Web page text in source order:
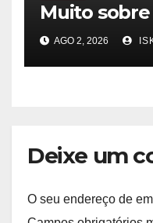
Muito
AGO 2, 2026
Deixe um
O seu endereço de